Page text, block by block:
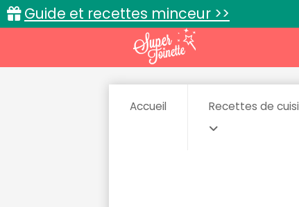
Guide et recettes minceur >>
Accueil Recettes de